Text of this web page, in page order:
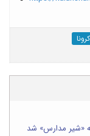
«شیر مدارس» شد